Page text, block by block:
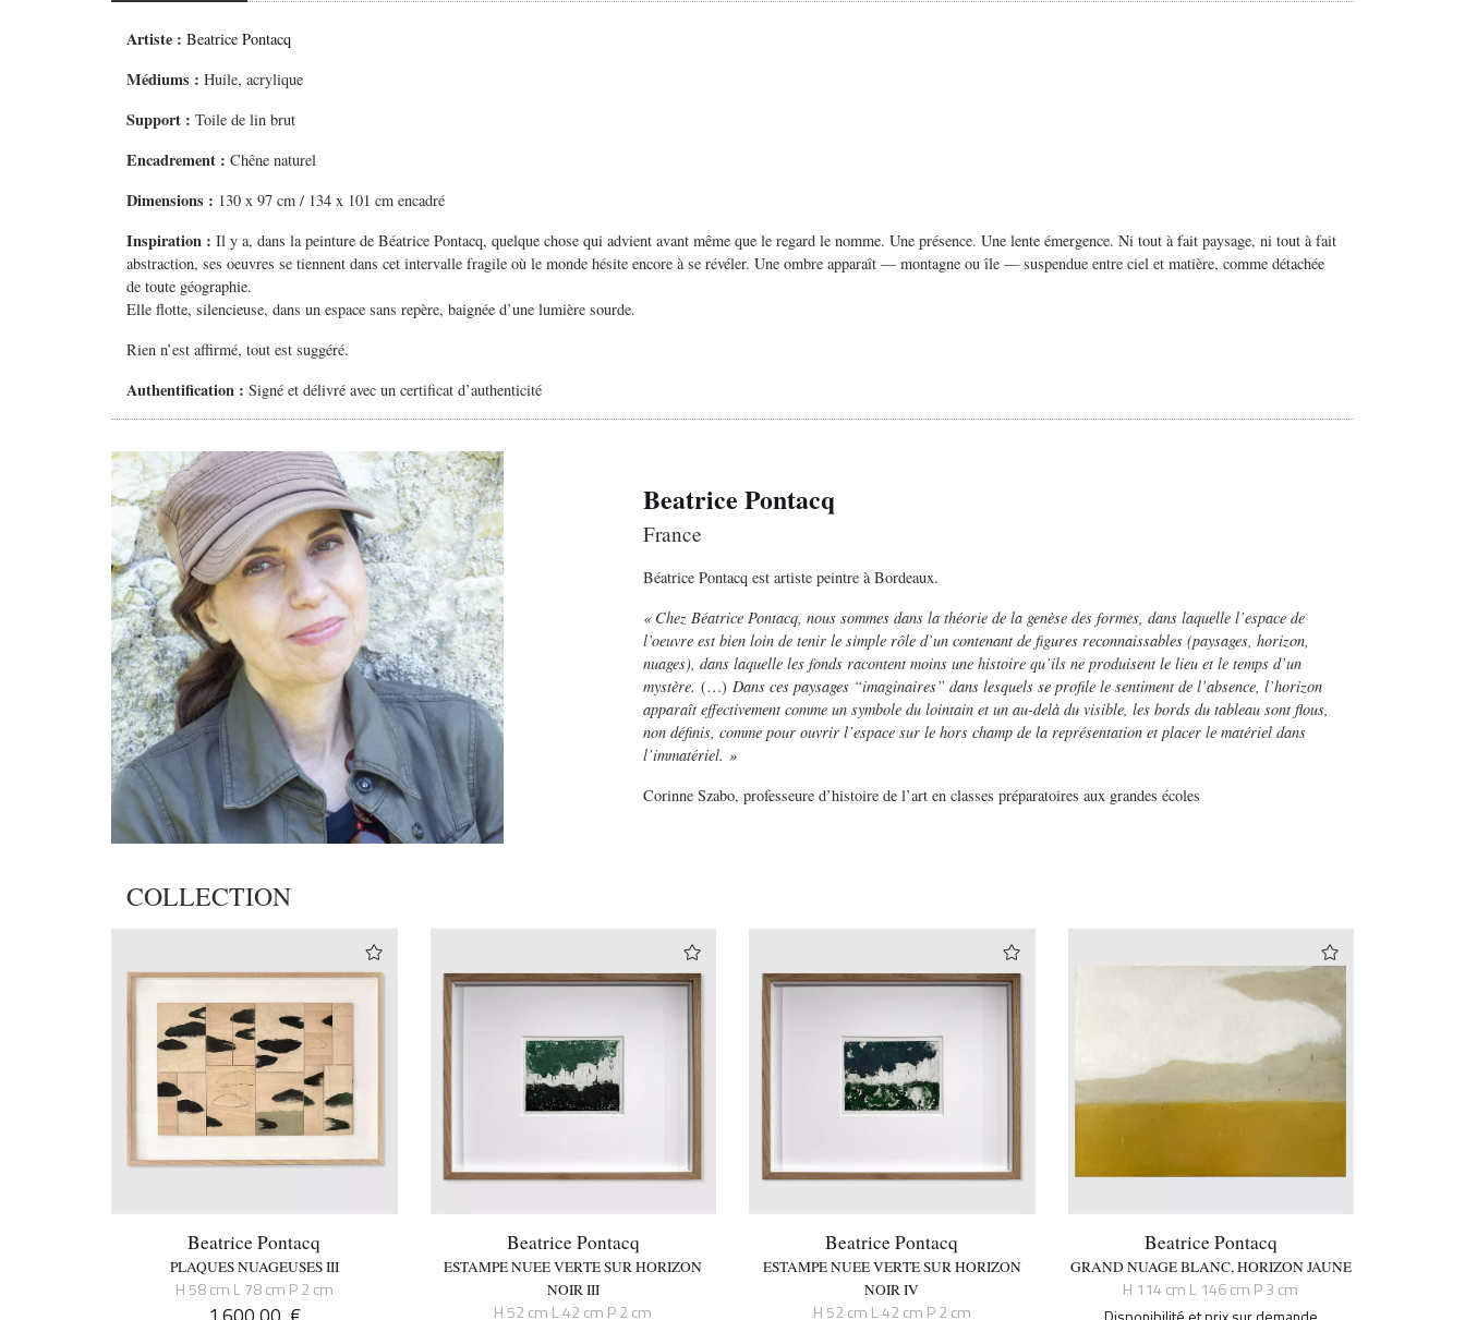
Artiste :Beatrice Pontacq
Médiums : Huile, acrylique
Support : Toile de lin brut
Encadrement : Chêne naturel
Dimensions : 130 x 97 cm / 134 x 101 cm encadré
Inspiration :Il y a, dans la peinture de Béatrice Pontacq, quelque chose qui advient avant même que le regard le nomme. Une présence. Une lente émergence. Ni tout à fait paysage, ni tout à fait
abstraction, ses oeuvres se tiennent dans cet intervalle fragile où le monde hésite encore à se révéler. Une ombre apparaît — montagne ou île — suspendue entre ciel et matière, comme détachée
de toute géographie.
Elle flotte, silencieuse, dans un espace sans repère, baignée d’une lumière sourde.
Rien n’est affirmé, tout est suggéré.
Authentification : Signé et délivré avec un certificat d’authenticité
Beatrice Pontacq
France
Béatrice Pontacq est artiste peintre à Bordeaux.
« Chez Béatrice Pontacq, nous sommes dans la théorie de la genèse des formes, dans laquelle l’espace de
l’oeuvre est bien loin de tenir le simple rôle d’un contenant de figures reconnaissables (paysages, horizon,
nuages), dans laquelle les fonds racontent moins une histoire qu’ils ne produisent le lieu et le temps d’un
mystère. (…) Dans ces paysages “imaginaires” dans lesquels se profile le sentiment de l’absence, l’horizon
apparaît effectivement comme un symbole du lointain et un au-delà du visible, les bords du tableau sont flous,
non définis, comme pour ouvrir l’espace sur le hors champ de la représentation et placer le matériel dans
l’immatériel. »
Corinne Szabo, professeure d’histoire de l’art en classes préparatoires aux grandes écoles
COLLECTION
Beatrice Pontacq
PLAQUES NUAGEUSES III
H 58 cm L 78 cm P 2 cm
Beatrice Pontacq
ESTAMPE NUEE VERTE SUR HORIZON
NOIR III
H 52 cm L 42 cm P 2 cm
Beatrice Pontacq
ESTAMPE NUEE VERTE SUR HORIZON
NOIR IV
H 52 cm L 42 cm P 2 cm
Beatrice Pontacq
GRAND NUAGE BLANC, HORIZON JAUNE
H 114 cm L 146 cm P 3 cm